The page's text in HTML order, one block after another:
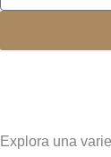
Explora una